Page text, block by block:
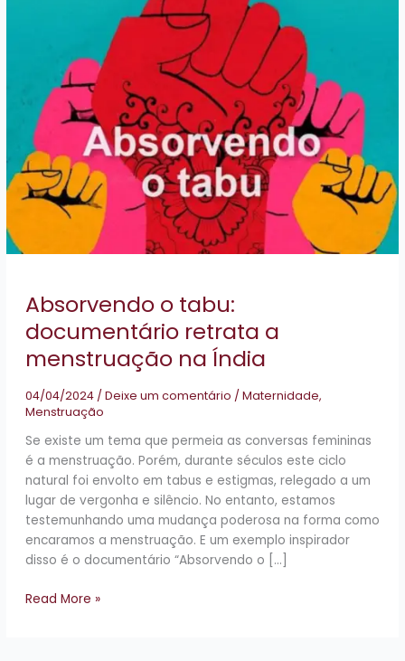
Absorvendo o tabu:
documentário retrata a
menstruação na Índia
04/04/2024 / Deixe um comentário / Maternidade,
Menstruação
Se existe um tema que permeia as conversas femininas
é a menstruação. Porém, durante séculos este ciclo
natural foi envolto em tabus e estigmas, relegado a um
lugar de vergonha e silêncio. No entanto, estamos
testemunhando uma mudança poderosa na forma como
encaramos a menstruação. E um exemplo inspirador
disso é o documentário “Absorvendo o […]
Read More »